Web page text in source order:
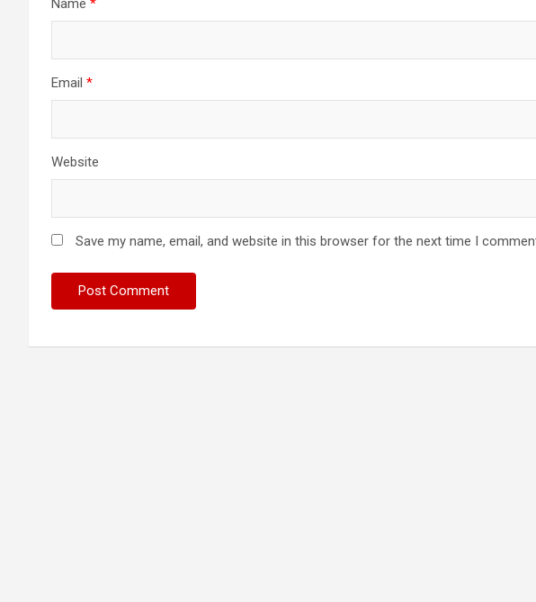
Name *
Email *
Website
Save my name, email, and website in this browser for the next time I